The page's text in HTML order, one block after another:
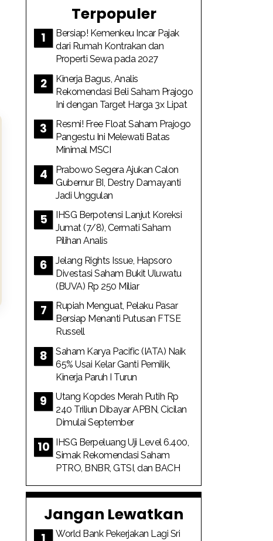
Terpopuler
Bersiap! Kemenkeu Incar Pajak
dari Rumah Kontrakan dan
Properti Sewa pada 2027
Kinerja Bagus, Analis
Rekomendasi Beli Saham Prajogo
Ini dengan Target Harga 3x Lipat
Resmi! Free Float Saham Prajogo
Pangestu Ini Melewati Batas
Minimal MSCI
Prabowo Segera Ajukan Calon
Gubernur BI, Destry Damayanti
Jadi Unggulan
IHSG Berpotensi Lanjut Koreksi
Jumat (7/8), Cermati Saham
Pilihan Analis
Jelang Rights Issue, Hapsoro
Divestasi Saham Bukit Uluwatu
(BUVA) Rp 250 Miliar
Rupiah Menguat, Pelaku Pasar
Bersiap Menanti Putusan FTSE
Russell
Saham Karya Pacific (IATA) Naik
65% Usai Kelar Ganti Pemilik,
Kinerja Paruh I Turun
Utang Kopdes Merah Putih Rp
240 Triliun Dibayar APBN, Cicilan
Dimulai September
IHSG Berpeluang Uji Level 6.400,
Simak Rekomendasi Saham
PTRO, BNBR, GTSI, dan BACH
Jangan Lewatkan
World Bank Pekerjakan Lagi Sri